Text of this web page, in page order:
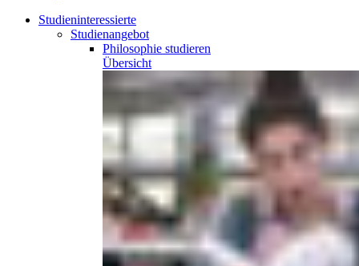
Studieninteressierte
Studienangebot
Philosophie studieren
Übersicht